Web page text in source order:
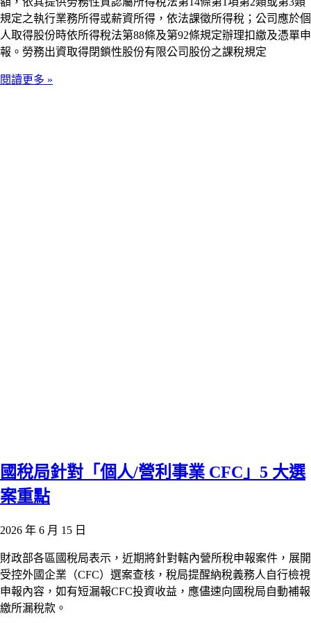
規定之執行業務所得或薪資所得，依法課徵所得稅；公司應於個
人取得股份時依所得稅法第88條及第92條規定辦理扣繳及憑單申
報。勞務出資取得閉鎖性股份有限公司股份之課稅規定
閱讀更多 »
國稅局針對「個人/營利事業 CFC」5 大選
案重點
2026 年 6 月 15 日
財政部各區國稅局表示，近期將針對轄內營所稅申報案件，展開
受控外國企業（CFC）選案查核，稅局提醒納稅義務人自行檢視
申報內容，如有短漏報CFC投資收益，應儘速向國稅局自動補報
繳所漏稅款。